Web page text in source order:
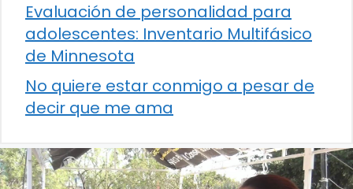
Evaluación de personalidad para
adolescentes: Inventario Multifásico
de Minnesota
No quiere estar conmigo a pesar de
decir que me ama